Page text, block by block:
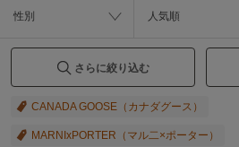
性別 人気順
さらに絞り込む
CANADA GOOSE（カナダグース）
MARNIxPORTER（マル二×ポーター）